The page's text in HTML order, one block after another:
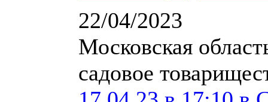
22/04/2023
Московская
садовое